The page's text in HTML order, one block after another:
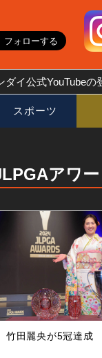
ダイ公式YouTubeの
スポーツ
アワ
竹田麗央が5冠達成